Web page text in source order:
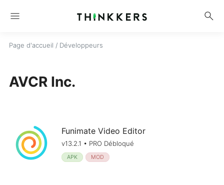
menu search
Page d'accueil / Développeurs
AVCR Inc.
Funimate Video Editor
v13.2.1 • PRO Débloqué
APK MOD